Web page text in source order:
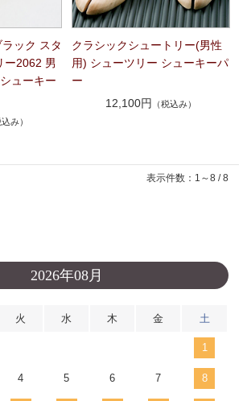
ック スタ
ー2062 男
ューキー
込み）
クラシックシュートリー(男性
用) シューツリー シューキーパ
ー
12,100円
（税込み）
表示件数：1～8 / 8
2026年08月
火 水 木 金 土
1
4 5 6 7 8